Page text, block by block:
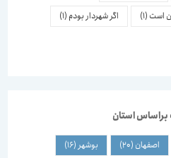
(1) اگر شهردار بودم(1)
استان
اصفهان(20) بوشهر(16)